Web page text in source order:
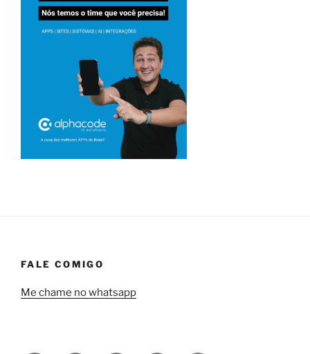
FALE COMIGO
Me chame no whatsapp